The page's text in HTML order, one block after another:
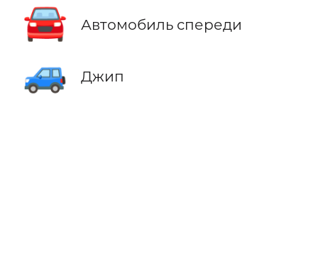
🚘 Автомобиль спереди
🚙 Джип